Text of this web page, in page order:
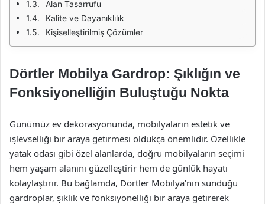
Alan Tasarrufu
Kalite ve Dayanıklılık
Kişiselleştirilmiş Çözümler
Dörtler Mobilya Gardrop: Şıklığın ve
Fonksiyonelliğin Buluştuğu Nokta
Günümüz ev dekorasyonunda, mobilyaların estetik ve
işlevselliği bir araya getirmesi oldukça önemlidir. Özellikle
yatak odası gibi özel alanlarda, doğru mobilyaların seçimi
hem yaşam alanını güzelleştirir hem de günlük hayatı
kolaylaştırır. Bu bağlamda, Dörtler Mobilya’nın sunduğu
gardroplar, şıklık ve fonksiyonelliği bir araya getirerek